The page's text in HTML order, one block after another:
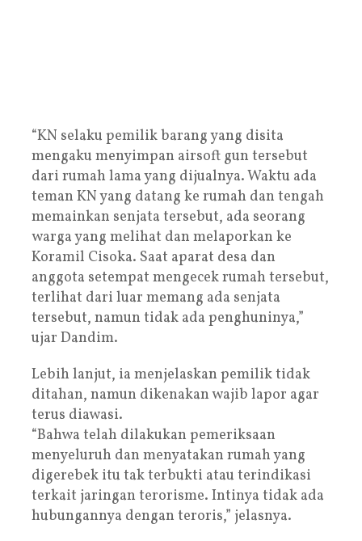
“KN selaku pemilik barang yang disita
mengaku menyimpan airsoft gun tersebut
dari rumah lama yang dijualnya. Waktu ada
teman KN yang datang ke rumah dan tengah
memainkan senjata tersebut, ada seorang
warga yang melihat dan melaporkan ke
Koramil Cisoka. Saat aparat desa dan
anggota setempat mengecek rumah tersebut,
terlihat dari luar memang ada senjata
tersebut, namun tidak ada penghuninya,”
ujar Dandim.
Lebih lanjut, ia menjelaskan pemilik tidak
ditahan, namun dikenakan wajib lapor agar
terus diawasi.
“Bahwa telah dilakukan pemeriksaan
menyeluruh dan menyatakan rumah yang
digerebek itu tak terbukti atau terindikasi
terkait jaringan terorisme. Intinya tidak ada
hubungannya dengan teroris,” jelasnya.